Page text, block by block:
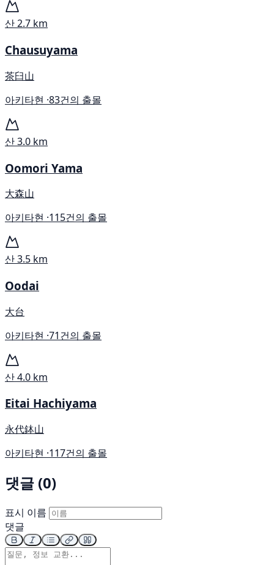
산2.7 km
Chausuyama
茶臼山
아키타현 ·83건의 출몰
산3.0 km
Oomori Yama
大森山
아키타현 ·115건의 출몰
산3.5 km
Oodai
大台
아키타현 ·71건의 출몰
산4.0 km
Eitai Hachiyama
永代鉢山
아키타현 ·117건의 출몰
댓글 (0)
표시 이름
댓글